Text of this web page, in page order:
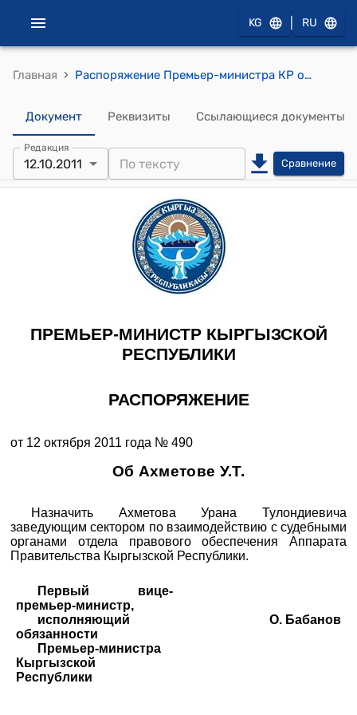
KG RU
Главная › Распоряжение Премьер-министра КР от 12 октября 2011 года № 490 "Об Ахметове У.Т."
Документ Реквизиты Ссылающиеся документы
Редакция
12.10.2011 Сравнение